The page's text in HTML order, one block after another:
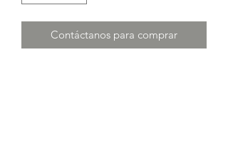
Contáctanos para comprar